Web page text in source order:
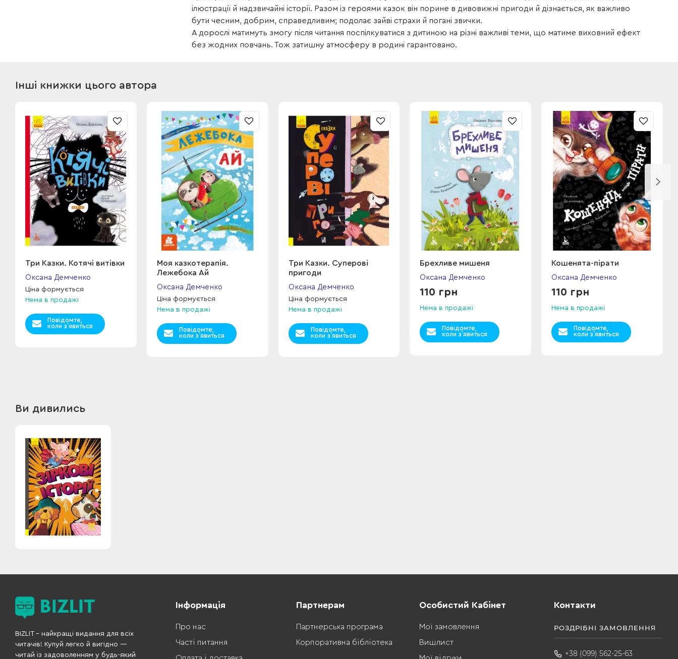
ілюстрації й надзвичайні історії. Разом із героями казок він порине в дивовижні пригоди й дізнається, як важливо
бути чесним, добрим, справедливим; подолає зайві страхи й погані звички.
А дорослі матимуть змогу після читання поспілкуватися з дитиною на різні важливі теми, що матиме виховний ефект
без жодних повчань. Тож затишну атмосферу в родині гарантовано.
Інші книжки цього автора
Три Казки. Котячі витівки
Оксана Демченко
Ціна формується
Нема в продажі
Повідомте,
коли з`явиться
Моя казкотерапія.
Лежебока Ай
Оксана Демченко
Ціна формується
Нема в продажі
Повідомте,
коли з`явиться
Три Казки. Суперові
пригоди
Оксана Демченко
Ціна формується
Нема в продажі
Повідомте,
коли з`явиться
Брехливе мишеня
Оксана Демченко
110 грн
Нема в продажі
Повідомте,
коли з`явиться
Кошенята-пірати
Оксана Демченко
110 грн
Нема в продажі
Повідомте,
коли з`явиться
Ви дивились
BIZLIT – найкращі видання для всіх
читачів! Купуй легко й вигідно —
читай із задоволенням у будь-який
Інформація
Про нас
Часті питання
Партнерам
Партнерська програма
Корпоративна бібліотека
Особистий Кабінет
Мої замовлення
Вишлист
Контакти
РОЗДРІБНІ ЗАМОВЛЕННЯ
+38 (099) 562-25-63